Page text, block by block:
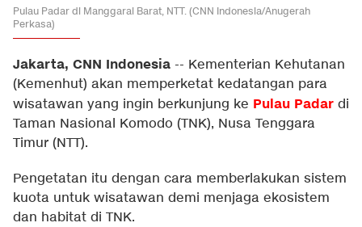
Pulau Padar di Manggarai Barat, NTT. (CNN Indonesia/Anugerah
Perkasa)
Jakarta, CNN Indonesia -- Kementerian Kehutanan
(Kemenhut) akan memperketat kedatangan para
wisatawan yang ingin berkunjung ke Pulau Padar di
Taman Nasional Komodo (TNK), Nusa Tenggara
Timur (NTT).
Pengetatan itu dengan cara memberlakukan sistem
kuota untuk wisatawan demi menjaga ekosistem
dan habitat di TNK.